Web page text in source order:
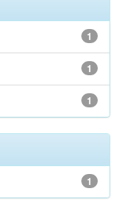
1
1
1
1